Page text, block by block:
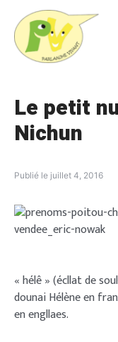
content
Le petit
Nichun
Publié le juillet 4, 2016
« hélê » (écllat de
dounai Hélène en
en engllaes.